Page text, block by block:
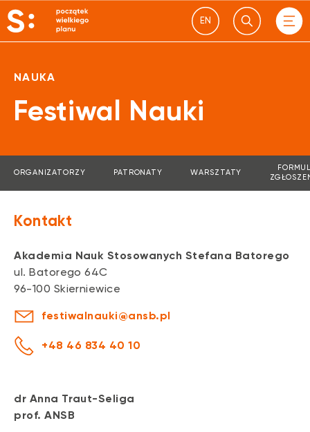
EN
NAUKA
Festiwal Nauki
ORGANIZATORZY PATRONATY WARSZTATY
Kontakt
Akademia Nauk Stosowanych Stefana Batorego
ul. Batorego 64C
96-100 Skierniewice
festiwalnauki@ansb.pl
+48 46 834 40 10
dr Anna Traut-Seliga
prof. ANSB